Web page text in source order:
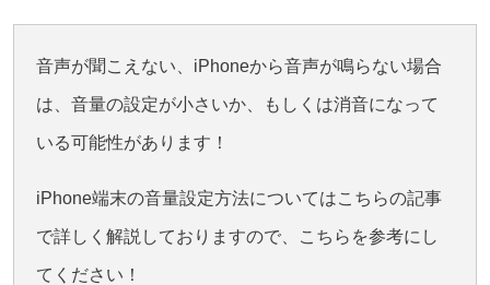
音声が聞こえない、iPhoneから音声が鳴らない場合
は、音量の設定が小さいか、もしくは消音になって
いる可能性があります！
iPhone端末の音量設定方法についてはこちらの記事
で詳しく解説しておりますので、こちらを参考にし
てください！